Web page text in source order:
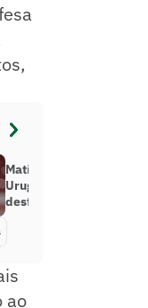
Matías Viña é convocado
Uruguai para
desfalcar Palmeiras no
ao